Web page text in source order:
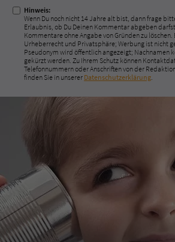
Hinweis:
Wenn Du noch nicht 14 Jahre alt bist, dann frage
Erlaubnis, ob Du Deinen Kommentar abgeben
Kommentare ohne Angabe von Gründen zu
Urheberrecht und Privatsphäre; Werbung ist nicht
Pseudonym wird öffentlich angezeigt; Nachnamen
gekürzt werden. Zu Ihrem Schutz können
Telefonnummern oder Anschriften von der
finden Sie in unserer Datenschutzerklärung.